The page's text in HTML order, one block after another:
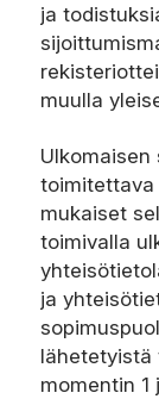
ja
muulla
Ulkomaisen
toimitettava
mukaiset
toimivalla
ja
lähetetyistä
momentin